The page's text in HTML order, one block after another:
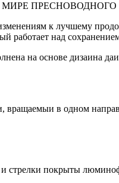
ПРЕСНОВОДНОГО
к лучшему
работает над
на основе дизаина
вращаемыи в одном
стрелки покрыты